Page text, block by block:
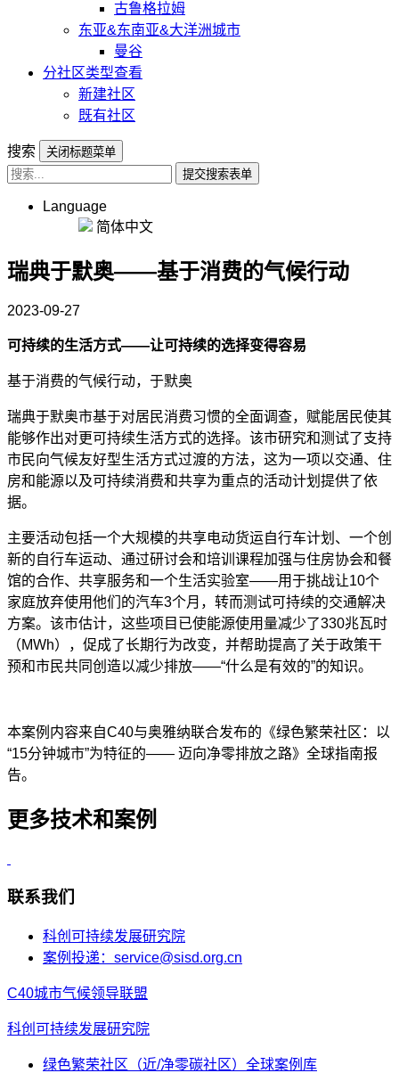
古鲁格拉姆
东亚&东南亚&大洋洲城市
曼谷
分社区类型查看
新建社区
既有社区
搜索
关闭标题菜单
提交搜索表单
Language
简体中文
瑞典于默奥——基于消费的气候行动
2023-09-27
可持续的生活方式——让可持续的选择变得容易
基于消费的气候行动，于默奥
瑞典于默奥市基于对居民消费习惯的全面调查，赋能居民使其
能够作出对更可持续生活方式的选择。该市研究和测试了支持
市民向气候友好型生活方式过渡的方法，这为一项以交通、住
房和能源以及可持续消费和共享为重点的活动计划提供了依
据。
主要活动包括一个大规模的共享电动货运自行车计划、一个创
新的自行车运动、通过研讨会和培训课程加强与住房协会和餐
馆的合作、共享服务和一个生活实验室——用于挑战让10个
家庭放弃使用他们的汽车3个月，转而测试可持续的交通解决
方案。该市估计，这些项目已使能源使用量减少了330兆瓦时
（MWh），促成了长期行为改变，并帮助提高了关于政策干
预和市民共同创造以减少排放——“什么是有效的”的知识。
本案例内容来自C40与奥雅纳联合发布的《绿色繁荣社区：以
“15分钟城市”为特征的—— 迈向净零排放之路》全球指南报
告。
更多技术和案例
联系我们
科创可持续发展研究院
案例投递：service@sisd.org.cn
C40城市气候领导联盟
科创可持续发展研究院
绿色繁荣社区（近/净零碳社区）全球案例库